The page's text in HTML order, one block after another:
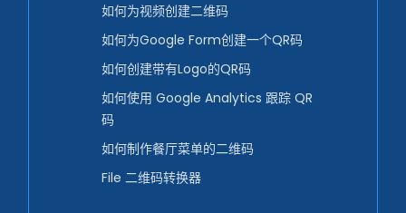
如何为视频创建二维码
如何为Google Form创建一个QR码
如何创建带有Logo的QR码
如何使用 Google Analytics 跟踪 QR
码
如何制作餐厅菜单的二维码
File 二维码转换器